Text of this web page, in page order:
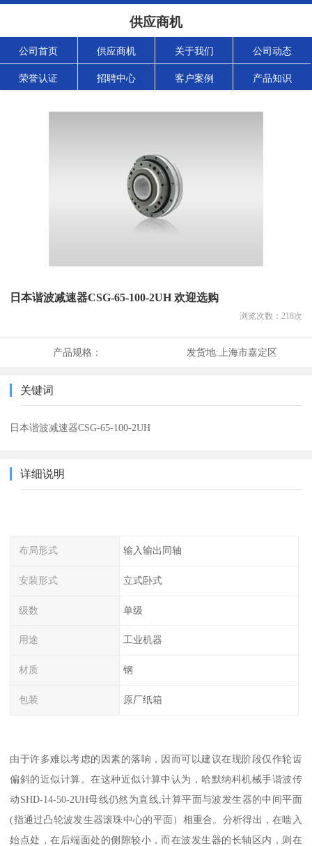
供应商机
公司首页 供应商机 关于我们 公司动态
荣誉认证 招聘中心 客户案例 产品知识
日本谐波减速器CSG-65-100-2UH 欢迎选购
浏览次数： 218次
产品规格： 发货地: 上海市嘉定区
关键词
日本谐波减速器CSG-65-100-2UH
详细说明
布局形式 输入输出同轴
安装形式 立式卧式
级数 单级
用途 工业机器
材质 钢
包装 原厂纸箱
由于许多难以考虑的因素的落响，因而可以建议在现阶段仅作轮齿
偏斜的近似计算。在这种近似计算中认为，哈默纳科机械手谐波传
动SHD-14-50-2UH母线仍然为直线,计算平面与波发生器的中间平面
(指通过凸轮波发生器滚珠中心的平面）相重合。分析得出，在啮入
始点处，在后端面处的侧隙较小，而在波发生器的长轴区内，则在